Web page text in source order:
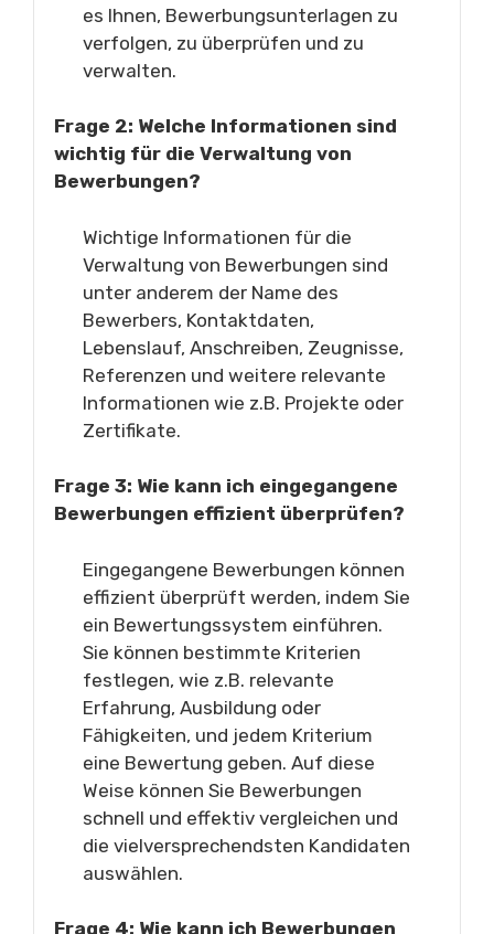
es Ihnen, Bewerbungsunterlagen zu
verfolgen, zu überprüfen und zu
verwalten.
Frage 2: Welche Informationen sind
wichtig für die Verwaltung von
Bewerbungen?
Wichtige Informationen für die
Verwaltung von Bewerbungen sind
unter anderem der Name des
Bewerbers, Kontaktdaten,
Lebenslauf, Anschreiben, Zeugnisse,
Referenzen und weitere relevante
Informationen wie z.B. Projekte oder
Zertifikate.
Frage 3: Wie kann ich eingegangene
Bewerbungen effizient überprüfen?
Eingegangene Bewerbungen können
effizient überprüft werden, indem Sie
ein Bewertungssystem einführen.
Sie können bestimmte Kriterien
festlegen, wie z.B. relevante
Erfahrung, Ausbildung oder
Fähigkeiten, und jedem Kriterium
eine Bewertung geben. Auf diese
Weise können Sie Bewerbungen
schnell und effektiv vergleichen und
die vielversprechendsten Kandidaten
auswählen.
Frage 4: Wie kann ich Bewerbungen